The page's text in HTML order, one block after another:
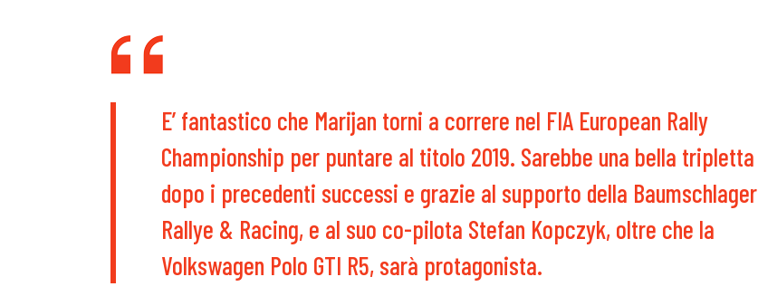
E’ fantastico che Marijan torni a correre nel FIA European Rally
Championship per puntare al titolo 2019. Sarebbe una bella tripletta
dopo i precedenti successi e grazie al supporto della Baumschlager
Rallye & Racing, e al suo co-pilota Stefan Kopczyk, oltre che la
Volkswagen Polo GTI R5, sarà protagonista.